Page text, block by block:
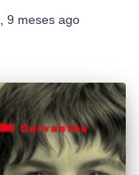
9 meses ago